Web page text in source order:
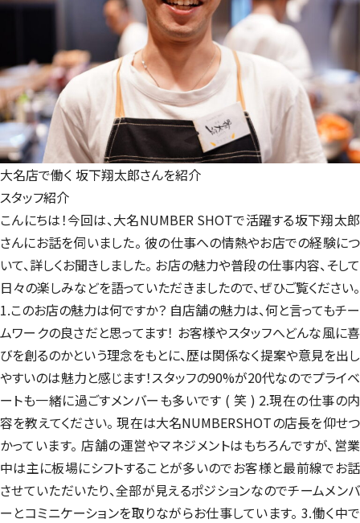
大名店で働く 坂下翔太郎さんを紹介
スタッフ紹介
こんにちは！今回は、大名NUMBER SHOTで活躍する坂下翔太郎
さんにお話を伺いました。 彼の仕事への情熱やお店での経験につ
いて、詳しくお聞きしました。 お店の魅力や普段の仕事内容、そして
日々の楽しみなどを語っていただきましたので、ぜひご覧ください。
1.このお店の魅力は何ですか？ 自店舗の魅力は、何と言ってもチー
ムワークの良さだと思ってます！ お客様やスタッフへどんな風に喜
びを創るのかという理念をもとに、歴は関係なく提案や意見を出し
やすいのは魅力と感じます！スタッフの90%が20代なのでプライベ
ートも一緒に過ごすメンバーも多いです ( 笑 ) 2.現在の仕事の内
容を教えてください。 現在は大名NUMBERSHOTの店長を仰せつ
かっています。 店舗の運営やマネジメントはもちろんですが、営業
中は主に板場にシフトすることが多いのでお客様と最前線でお話
させていただいたり、全部が見えるポジションなのでチームメンバ
ーとコミニケーションを取りながらお仕事しています。 3.働く中で